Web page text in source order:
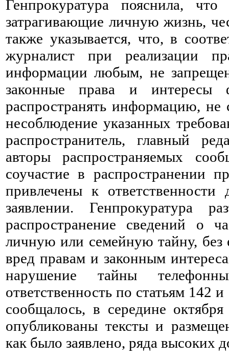
Генпрокуратура пояснила,
затрагивающие личную жизнь,
также указывается, что, в
журналист при реализации
информации любым, не
законные права и интересы
распространять информацию, не
несоблюдение указанных
распространитель, главный
авторы распространяемых
соучастие в распространении
привлечены к
заявлении. Генпрокуратура
распространение сведений о
личную или семейную тайну, без
вред правам и законным
нарушение тайны
ответственность по статьям 142
сообщалось, в середине
опубликованы тексты и
как было заявлено, ряда высоких